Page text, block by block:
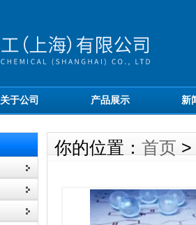
关于公司 产品展示 新
你的位置： 首页 >